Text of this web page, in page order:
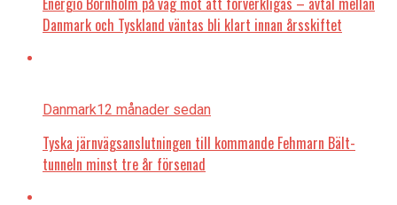
Danmark och Tyskland väntas bli klart innan årsskiftet
Danmark12 månader sedan
Tyska järnvägsanslutningen till kommande Fehmarn Bält-
tunneln minst tre år försenad